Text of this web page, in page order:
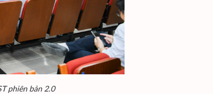
phiên bản 2.0